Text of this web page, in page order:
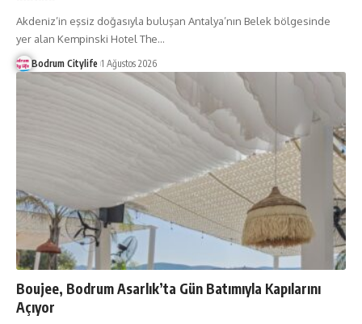
Akdeniz’in eşsiz doğasıyla buluşan Antalya’nın Belek bölgesinde
yer alan Kempinski Hotel The…
Bodrum Citylife 1 Ağustos 2026
Boujee, Bodrum Asarlık’ta Gün Batımıyla Kapılarını
Açıyor